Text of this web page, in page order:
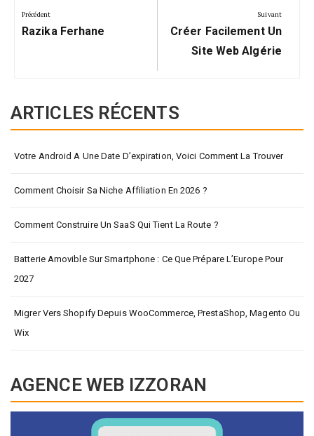
de
l’article
Précédent
Précédent:
Razika Ferhane
Suivant
Suivant:
Créer Facilement Un
Site Web Algérie
ARTICLES RÉCENTS
Votre Android A Une Date D’expiration, Voici Comment La Trouver
Comment Choisir Sa Niche Affiliation En 2026 ?
Comment Construire Un SaaS Qui Tient La Route ?
Batterie Amovible Sur Smartphone : Ce Que Prépare L’Europe Pour
2027
Migrer Vers Shopify Depuis WooCommerce, PrestaShop, Magento Ou
Wix
AGENCE WEB IZZORAN